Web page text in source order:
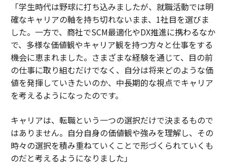
「学生時代は野球に打ち込みましたが、就職活動では明
確なキャリアの軸を持ち切れないまま、1社目を選びま
した。一方で、商社でSCM最適化やDX推進に携わるなか
で、多様な価値観やキャリア観を持つ方々と仕事をする
機会に恵まれました。さまざまな経験を通じて、目の前
の仕事に取り組むだけでなく、自分は将来どのような価
値を発揮していきたいのか、中長期的な視点でキャリア
を考えるようになったのです。
キャリアは、転職という一つの選択だけで決まるもので
はありません。自分自身の価値観や強みを理解し、その
時々の選択を積み重ねていくことで形づくられていくも
のだと考えるようになりました」